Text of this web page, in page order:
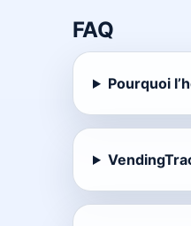
FAQ
Pourquoi